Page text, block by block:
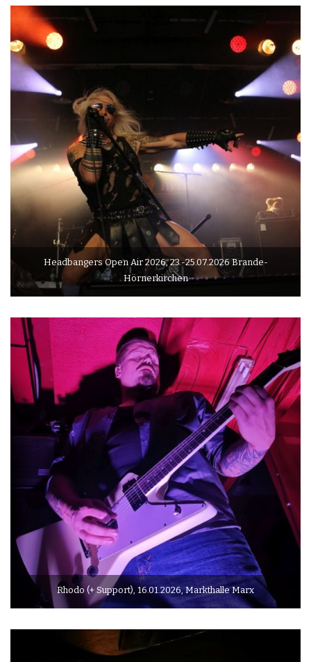
Headbangers Open Air 2026, 23.-25.07.2026 Brande-
Hörnerkirchen
Rhodo (+ Support), 16.01.2026, Markthalle Marx